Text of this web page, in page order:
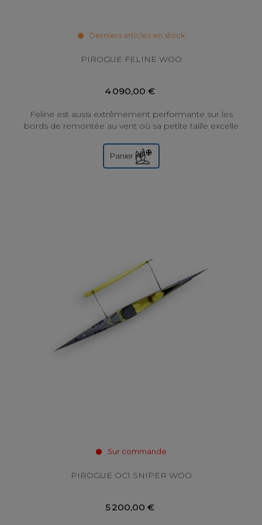
Derniers articles en stock
PIROGUE FELINE WOO
4 090,00 €
Feline est aussi extrêmement performante sur les
bords de remontée au vent où sa petite taille excelle
Panier
Sur commande
PIROGUE OC1 SNIPER WOO
5 200,00 €